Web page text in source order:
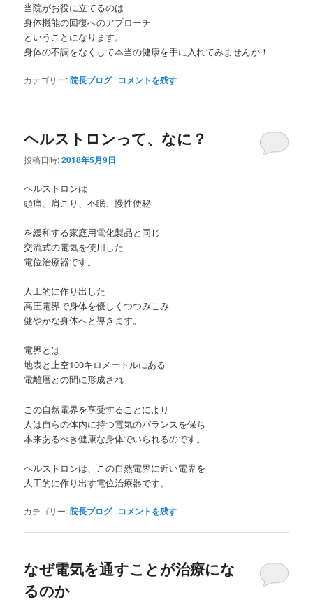
当院がお役に立てるのは
身体機能の回復へのアプローチ
ということになります。
身体の不調をなくして本当の健康を手に入れてみませんか！
カテゴリー:院長ブログ | コメントを残す
ヘルストロンって、なに？
投稿日時:2018年5月9日
ヘルストロンは
頭痛、肩こり、不眠、慢性便秘
を緩和する家庭用電化製品と同じ
交流式の電気を使用した
電位治療器です。
人工的に作り出した
高圧電界で身体を優しくつつみこみ
健やかな身体へと導きます。
電界とは
地表と上空100キロメートルにある
電離層との間に形成され
この自然電界を享受することにより
人は自らの体内に持つ電気のバランスを保ち
本来あるべき健康な身体でいられるのです。
ヘルストロンは、この自然電界に近い電界を
人工的に作り出す電位治療器です。
カテゴリー:院長ブログ | コメントを残す
なぜ電気を通すことが治療にな
るのか